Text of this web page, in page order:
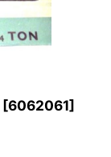
[6062061]